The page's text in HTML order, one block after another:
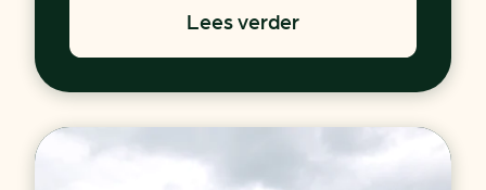
Lees verder